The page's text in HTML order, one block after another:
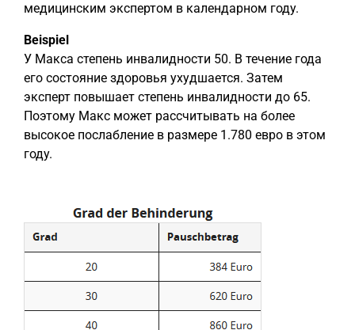
медицинским экспертом в календарном году.
Beispiel
У Макса степень инвалидности 50. В течение года
его состояние здоровья ухудшается. Затем
эксперт повышает степень инвалидности до 65.
Поэтому Макс может рассчитывать на более
высокое послабление в размере 1.780 евро в этом
году.